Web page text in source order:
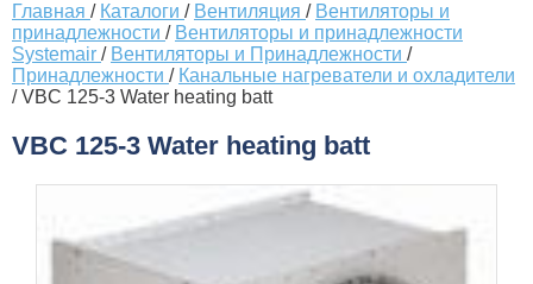
Главная / Каталоги / Вентиляция / Вентиляторы и
принадлежности / Вентиляторы и принадлежности
Systemair / Вентиляторы и Принадлежности /
Принадлежности / Канальные нагреватели и охладители
/VBC 125-3 Water heating batt
VBC 125-3 Water heating batt